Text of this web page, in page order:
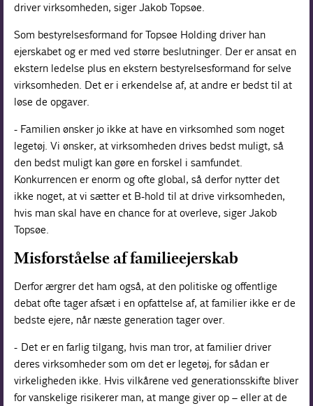
driver virksomheden, siger Jakob Topsøe.
Som bestyrelsesformand for Topsøe Holding driver han
ejerskabet og er med ved større beslutninger. Der er ansat en
ekstern ledelse plus en ekstern bestyrelsesformand for selve
virksomheden. Det er i erkendelse af, at andre er bedst til at
løse de opgaver.
- Familien ønsker jo ikke at have en virksomhed som noget
legetøj. Vi ønsker, at virksomheden drives bedst muligt, så
den bedst muligt kan gøre en forskel i samfundet.
Konkurrencen er enorm og ofte global, så derfor nytter det
ikke noget, at vi sætter et B-hold til at drive virksomheden,
hvis man skal have en chance for at overleve, siger Jakob
Topsøe.
Misforståelse af familieejerskab
Derfor ærgrer det ham også, at den politiske og offentlige
debat ofte tager afsæt i en opfattelse af, at familier ikke er de
bedste ejere, når næste generation tager over.
- Det er en farlig tilgang, hvis man tror, at familier driver
deres virksomheder som om det er legetøj, for sådan er
virkeligheden ikke. Hvis vilkårene ved generationsskifte bliver
for vanskelige risikerer man, at mange giver op – eller at de